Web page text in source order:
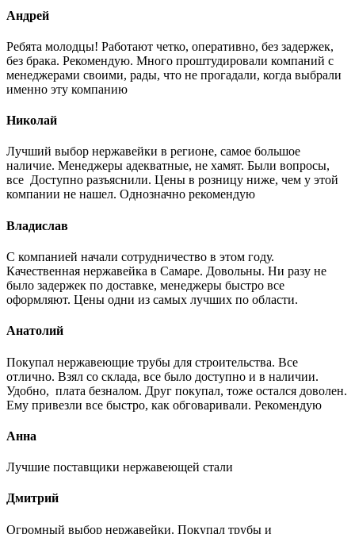
Андрей
Ребята молодцы! Работают четко, оперативно, без задержек,
без брака. Рекомендую. Много проштудировали компаний с
менеджерами своими, рады, что не прогадали, когда выбрали
именно эту компанию
Николай
Лучший выбор нержавейки в регионе, самое большое
наличие. Менеджеры адекватные, не хамят. Были вопросы,
все Доступно разъяснили. Цены в розницу ниже, чем у этой
компании не нашел. Однозначно рекомендую
Владислав
С компанией начали сотрудничество в этом году.
Качественная нержавейка в Самаре. Довольны. Ни разу не
было задержек по доставке, менеджеры быстро все
оформляют. Цены одни из самых лучших по области.
Анатолий
Покупал нержавеющие трубы для строительства. Все
отлично. Взял со склада, все было доступно и в наличии.
Удобно, плата безналом. Друг покупал, тоже остался доволен.
Ему привезли все быстро, как обговаривали. Рекомендую
Анна
Лучшие поставщики нержавеющей стали
Дмитрий
Огромный выбор нержавейки. Покупал трубы и